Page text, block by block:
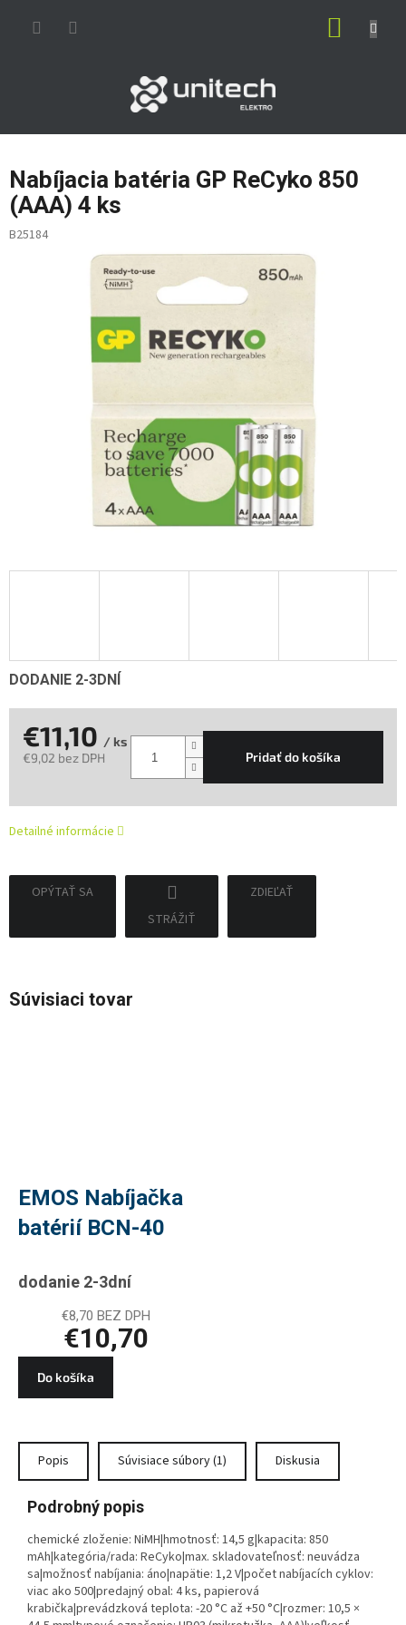
Nabíjacia batéria GP ReCyko 850
(AAA) 4 ks
B25184
DODANIE 2-3DNÍ
€11,10 / ks
€9,02 bez DPH
Pridať do košíka
Detailné informácie
OPÝTAŤ SA
STRÁŽIŤ
ZDIEĽAŤ
Súvisiaci tovar
EMOS Nabíjačka
batérií BCN-40
dodanie 2-3dní
€8,70 BEZ DPH
€10,70
Do košíka
Popis Súvisiace súbory (1) Diskusia
Podrobný popis
chemické zloženie: NiMH|hmotnosť: 14,5 g|kapacita: 850
mAh|kategória/rada: ReCyko|max. skladovateľnosť: neuvádza
sa|možnosť nabíjania: áno|napätie: 1,2 V|počet nabíjacích cyklov:
viac ako 500|predajný obal: 4 ks, papierová
krabička|prevádzková teplota: -20 °C až +50 °C|rozmer: 10,5 ×